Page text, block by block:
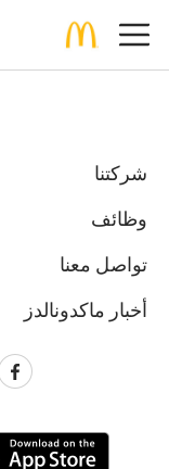
شركتنا
وظائف
تواصل معنا
أخبار ماكدونالدز